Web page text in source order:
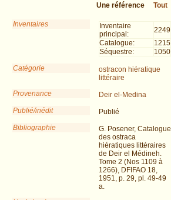
Une référence Tout
Inventaires
Inventaire
principal:
2249
Catalogue:
1215
Séquestre:
1050
Catégorie
ostracon hiératique
littéraire
Provenance
Deir el-Medina
Publié/inédit
Publié
Bibliographie
G. Posener, Catalogue
des ostraca
hiératiques littéraires
de Deir el Médineh.
Tome 2 (Nos 1109 à
1266), DFIFAO 18,
1951, p. 29, pl. 49-49
a.